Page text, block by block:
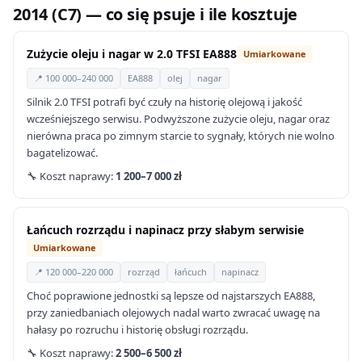
2014 (C7) — co się psuje i ile kosztuje
Zużycie oleju i nagar w 2.0 TFSI EA888 Umiarkowane
📍 100 000–240 000 EA888 olej nagar
Silnik 2.0 TFSI potrafi być czuły na historię olejową i jakość
wcześniejszego serwisu. Podwyższone zużycie oleju, nagar oraz
nierówna praca po zimnym starcie to sygnały, których nie wolno
bagatelizować.
🔧 Koszt naprawy: 1 200–7 000 zł
Łańcuch rozrządu i napinacz przy słabym serwisie
Umiarkowane
📍 120 000–220 000
rozrząd łańcuch napinacz
Choć poprawione jednostki są lepsze od najstarszych EA888,
przy zaniedbaniach olejowych nadal warto zwracać uwagę na
hałasy po rozruchu i historię obsługi rozrządu.
🔧 Koszt naprawy:2 500–6 500 zł